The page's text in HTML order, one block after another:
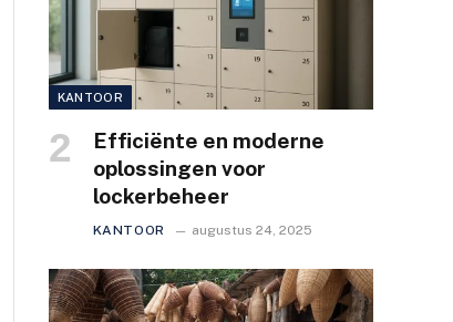
KANTOOR
Efficiënte en moderne
oplossingen voor
lockerbeheer
KANTOOR augustus 24, 2025